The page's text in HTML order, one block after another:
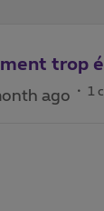
trop
ago 1